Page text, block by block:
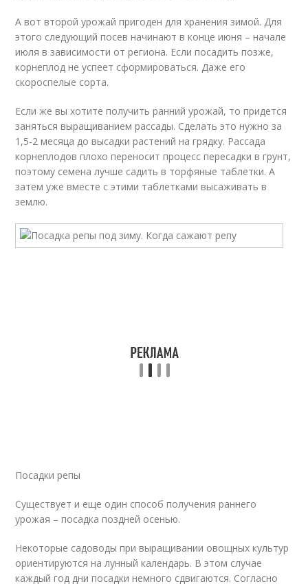
А вот второй урожай пригоден для хранения зимой. Для
этого следующий посев начинают в конце июня – начале
июля в зависимости от региона. Если посадить позже,
корнеплод не успеет сформироваться. Даже его
скороспелые сорта.
Если же вы хотите получить ранний урожай, то придется
заняться выращиванием рассады. Сделать это нужно за
1,5-2 месяца до высадки растений на грядку. Рассада
корнеплодов плохо переносит процесс пересадки в грунт,
поэтому семена лучше садить в торфяные таблетки. А
затем уже вместе с этими таблетками высаживать в
землю.
Посадки репы
Существует и еще один способ получения раннего
урожая – посадка поздней осенью.
Некоторые садоводы при выращивании овощных культур
ориентируются на лунный календарь. В этом случае
каждый год дни посадки немного сдвигаются. Согласно